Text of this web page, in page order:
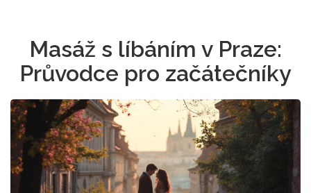
Masáž s líbáním v Praze:
Průvodce pro začátečníky